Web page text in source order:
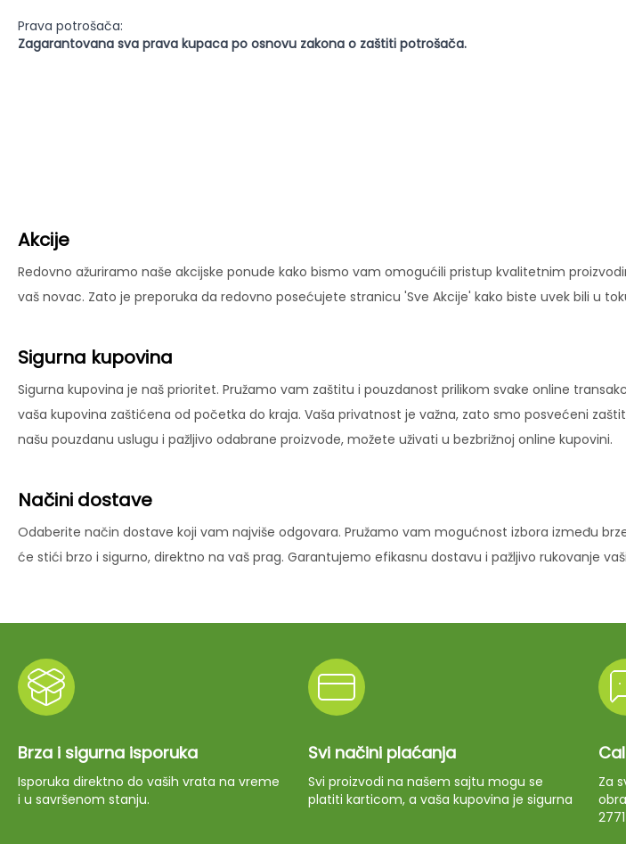
Prava potrošača:
Zagarantovana sva prava kupaca po osnovu zakona o zaštiti potrošača.
Akcije
Redovno ažuriramo naše akcijske ponude kako bismo vam omogućili pristup kvalitetnim
vaš novac. Zato je preporuka da redovno posećujete stranicu 'Sve Akcije' kako biste uvek bili u
Sigurna kupovina
Sigurna kupovina je naš prioritet. Pružamo vam zaštitu i pouzdanost prilikom svake online
vaša kupovina zaštićena od početka do kraja. Vaša privatnost je važna, zato smo posvećeni
našu pouzdanu uslugu i pažljivo odabrane proizvode, možete uživati u bezbrižnoj online kupovini.
Načini dostave
Odaberite način dostave koji vam najviše odgovara. Pružamo vam mogućnost izbora između
će stići brzo i sigurno, direktno na vaš prag. Garantujemo efikasnu dostavu i pažljivo rukovanje
Brza i sigurna isporuka
Isporuka direktno do vaših vrata na vreme
i u savršenom stanju.
Svi načini plaćanja
Svi proizvodi na našem sajtu mogu se
platiti karticom, a vaša kupovina je sigurna
Za